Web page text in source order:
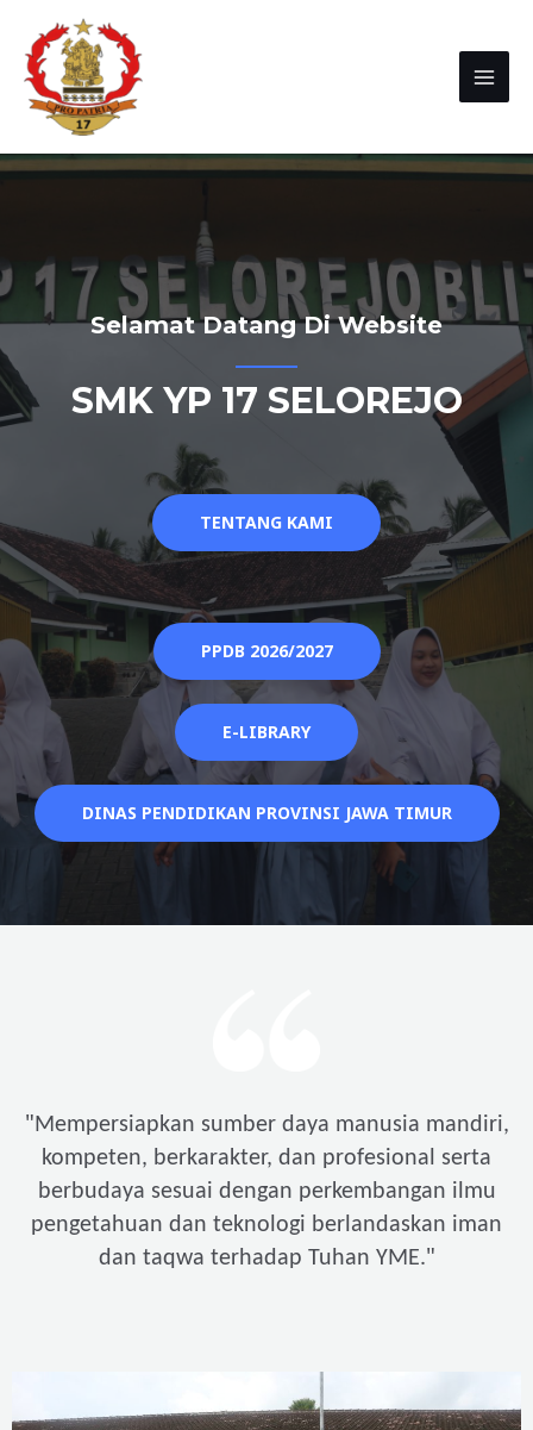
Selamat Datang Di Website
SMK YP 17 SELOREJO
TENTANG KAMI
PPDB 2026/2027
E-LIBRARY
DINAS PENDIDIKAN PROVINSI JAWA TIMUR
"Mempersiapkan sumber daya manusia mandiri,
kompeten, berkarakter, dan profesional serta
berbudaya sesuai dengan perkembangan ilmu
pengetahuan dan teknologi berlandaskan iman
dan taqwa terhadap Tuhan YME."